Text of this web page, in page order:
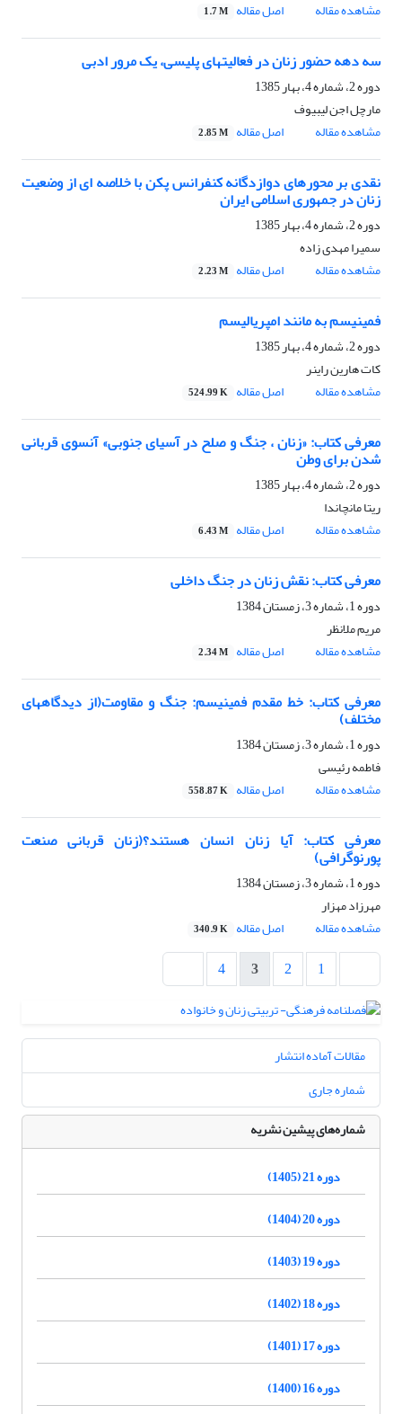
مشاهده مقاله
اصل مقاله 1.7 M
سه دهه حضور زنان در فعالیتهای پلیسی، یک مرور ادبی
دوره 2، شماره 4، بهار 1385
مارچل اجن لیبیوف
مشاهده مقاله
اصل مقاله 2.85 M
نقدی بر محورهای دوازدگانه کنفرانس پکن با خلاصه ای از وضعیت
زنان در جمهوری اسلامی ایران
دوره 2، شماره 4، بهار 1385
سمیرا مهدی زاده
مشاهده مقاله
اصل مقاله 2.23 M
فمینیسم به مانند امپریالیسم
دوره 2، شماره 4، بهار 1385
کات هارین راینر
مشاهده مقاله
اصل مقاله 524.99 K
معرفی کتاب: «زنان ، جنگ و صلح در آسیای جنوبی» آنسوی قربانی
شدن برای وطن
دوره 2، شماره 4، بهار 1385
ریتا مانچاندا
مشاهده مقاله
اصل مقاله 6.43 M
معرفی کتاب: نقش زنان در جنگ داخلی
دوره 1، شماره 3، زمستان 1384
مریم ملانظر
مشاهده مقاله
اصل مقاله 2.34 M
معرفی کتاب: خط مقدم فمینیسم: جنگ و مقاومت(از دیدگاههای
مختلف)
دوره 1، شماره 3، زمستان 1384
فاطمه رئیسی
مشاهده مقاله
اصل مقاله 558.87 K
معرفی کتاب: آیا زنان انسان هستند؟(زنان قربانی صنعت
پورنوگرافی)
دوره 1، شماره 3، زمستان 1384
مهرزاد مهزار
مشاهده مقاله
اصل مقاله 340.9 K
1
2
3
4
مقالات آماده انتشار
شماره جاری
شماره‌های پیشین نشریه
دوره 21 (1405)
دوره 20 (1404)
دوره 19 (1403)
دوره 18 (1402)
دوره 17 (1401)
دوره 16 (1400)